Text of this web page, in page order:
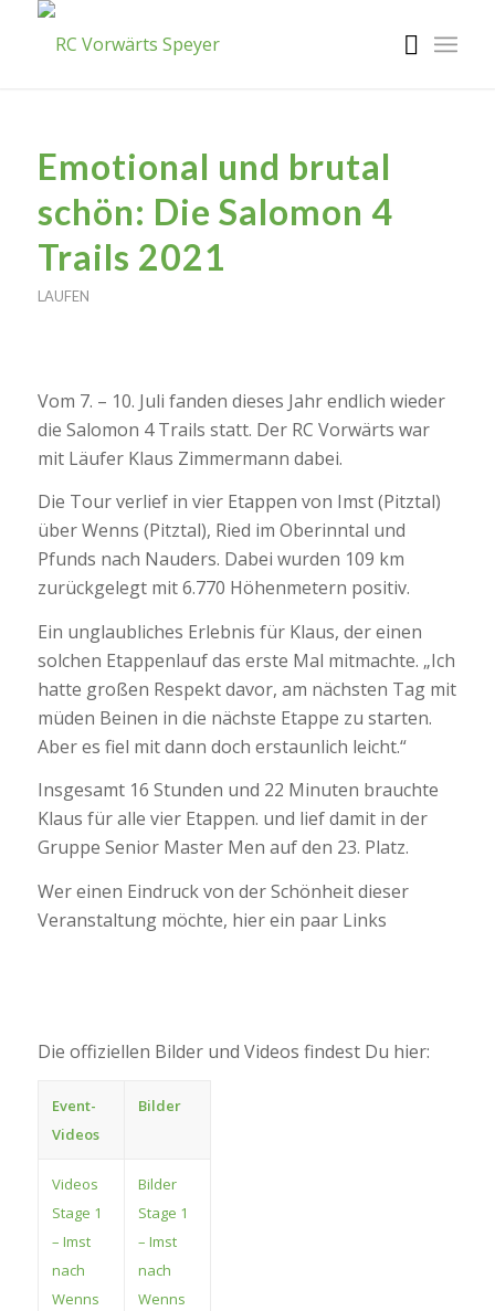
Emotional und brutal
schön: Die Salomon 4
Trails 2021
LAUFEN
Vom 7. – 10. Juli fanden dieses Jahr endlich wieder
die Salomon 4 Trails statt. Der RC Vorwärts war
mit Läufer Klaus Zimmermann dabei.
Die Tour verlief in vier Etappen von Imst (Pitztal)
über Wenns (Pitztal), Ried im Oberinntal und
Pfunds nach Nauders. Dabei wurden 109 km
zurückgelegt mit 6.770 Höhenmetern positiv.
Ein unglaubliches Erlebnis für Klaus, der einen
solchen Etappenlauf das erste Mal mitmachte. „Ich
hatte großen Respekt davor, am nächsten Tag mit
müden Beinen in die nächste Etappe zu starten.
Aber es fiel mit dann doch erstaunlich leicht.“
Insgesamt 16 Stunden und 22 Minuten brauchte
Klaus für alle vier Etappen. und lief damit in der
Gruppe Senior Master Men auf den 23. Platz.
Wer einen Eindruck von der Schönheit dieser
Veranstaltung möchte, hier ein paar Links
Die offiziellen Bilder und Videos findest Du hier:
Event-
Videos
Bilder
Videos
Stage 1
– Imst
nach
Wenns
Bilder
Stage 1
– Imst
nach
Wenns